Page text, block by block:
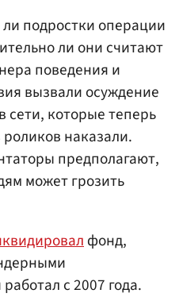
подростки операции
ли они считают
поведения и
вызвали осуждение
сети, которые теперь
наказали.
предполагают,
может грозить
фонд,
с 2007 года.